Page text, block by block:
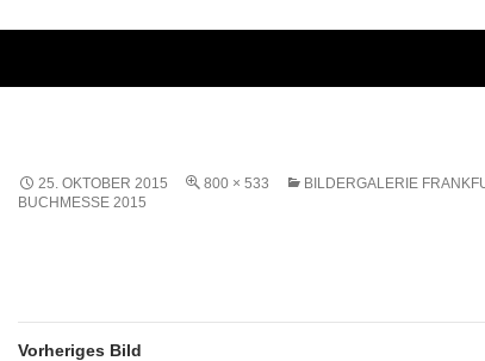
25. OKTOBER 2015 800 × 533
BILDERGALERIE
BUCHMESSE 2015
Vorheriges Bild